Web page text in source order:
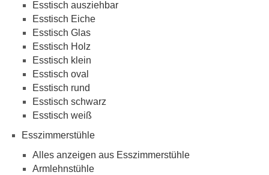
Esstisch ausziehbar
Esstisch Eiche
Esstisch Glas
Esstisch Holz
Esstisch klein
Esstisch oval
Esstisch rund
Esstisch schwarz
Esstisch weiß
Esszimmerstühle
Alles anzeigen aus Esszimmerstühle
Armlehnstühle